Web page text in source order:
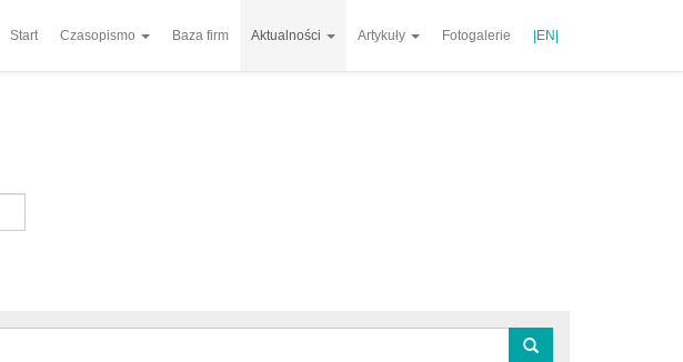
Start Czasopismo Baza firm Aktualności Artykuły Fotogalerie |EN|